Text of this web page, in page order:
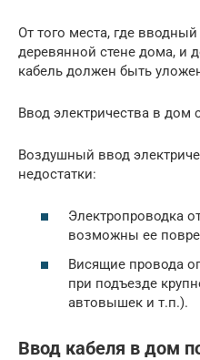
От того места, где
деревянной стене дома, и
кабель должен быть
Ввод электричества в дом
Воздушный ввод
недостатки:
Электропроводка
возможны ее
Висящие провода
при подъезде
автовышек и т.п.).
Ввод кабеля в дом